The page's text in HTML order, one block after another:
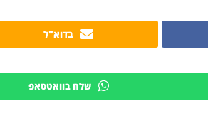
בדוא"ל
שלח בוואטסאפ